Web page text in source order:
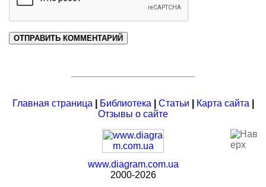
Главная страница Библиотека Статьи Карта сайта
Отзывы о сайте
www.diagram.com.ua
2000-2026